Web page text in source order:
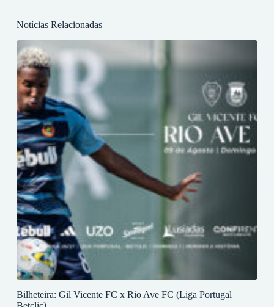
Notícias Relacionadas
Bilheteira: Gil Vicente FC x Rio Ave FC (Liga Portugal